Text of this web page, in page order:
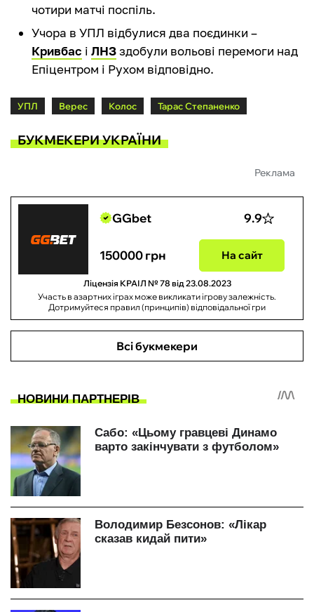
чотири матчі поспіль.
Учора в УПЛ відбулися два поєдинки –
Кривбас і ЛНЗздобули вольові перемоги над
Епіцентром і Рухом відповідно.
УПЛ Верес Колос Тарас Степаненко
БУКМЕКЕРИ УКРАЇНИ
Реклама
GGbet 9.9
150000 грн На сайт
Ліцензія КРАІЛ № 78 від 23.08.2023
Участь в азартних іграх може викликати ігрову залежність.
Дотримуйтеся правил (принципів) відповідальної гри
Всі букмекери